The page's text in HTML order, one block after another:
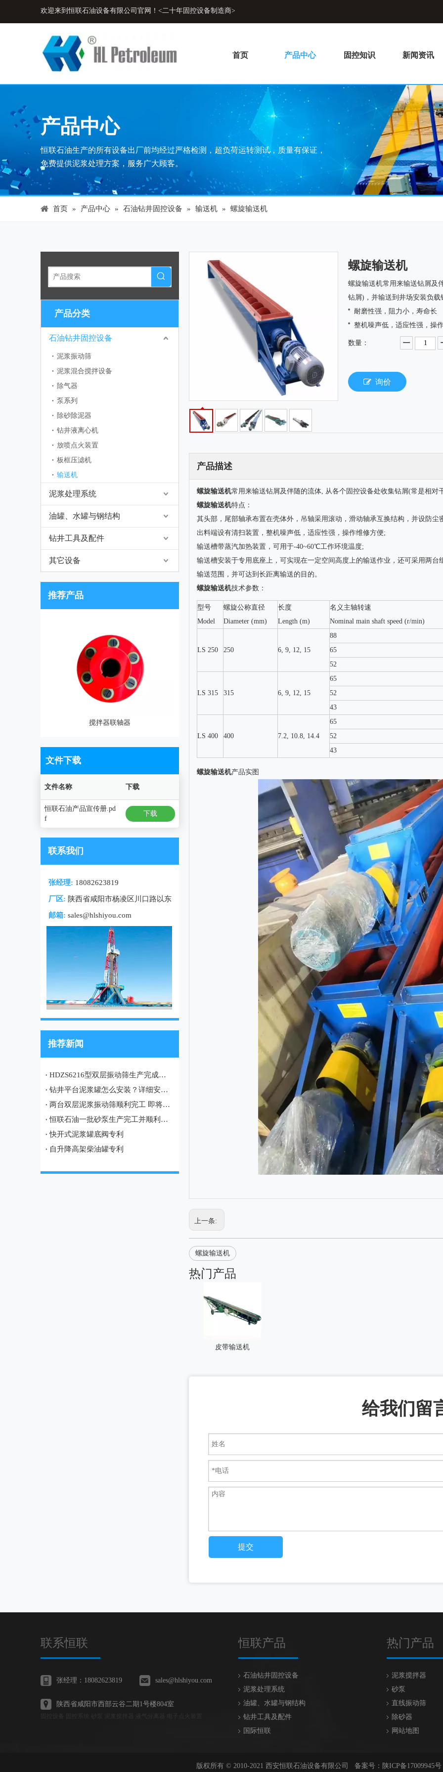
欢迎来到恒联石油设备有限公司官网！<二十年固控设备制造商>
首页 产品中心 固控知识 新闻资讯
产品中心
恒联石油生产的所有设备出厂前均经过严格检测，超负荷运转测试，质量有保证，
免费提供泥浆处理方案，服务广大顾客。
首页 » 产品中心 » 石油钻井固控设备 » 输送机 » 螺旋输送机
产品分类
石油钻井固控设备
泥浆振动筛
泥浆混合搅拌设备
除气器
泵系列
除砂除泥器
钻井液离心机
放喷点火装置
板框压滤机
输送机
泥浆处理系统
油罐、水罐与钢结构
钻井工具及配件
其它设备
推荐产品
搅拌器联轴器
一体化污水处理系统 10寸陶瓷内衬旋流器
文件下载
文件名称 下载
恒联石油产品宣传册.pd
f
下载
联系我们
张经理: 18082623819
厂区: 陕西省咸阳市杨凌区川口路以东
邮箱: sales@hlshiyou.com
推荐新闻
HDZS6216型双层振动筛生产完成，即将发往土库曼斯坦油田项目
钻井平台泥浆罐怎么安装？详细安装流程、注意事项及现场案例
两台双层泥浆振动筛顺利完工 即将发往哈萨克斯坦油田项目
恒联石油一批砂泵生产完工并顺利发往宝鸡
快开式泥浆罐底阀专利
自升降高架柴油罐专利
螺旋输送机
螺旋输送机常用来输送钻屑及
钻屑)，并输送到井场安装负载
耐磨性强，阻力小，寿命长
整机噪声低，适应性强，操
数量：
询价
产品描述
螺旋输送机常用来输送钻屑及伴随的流体, 从各个固控设备处收集钻屑(常是相
螺旋输送机特点：
其头部，尾部轴承布置在壳体外，吊轴采用滚动，滑动轴承互换结构，并设防
出料端设有清扫装置，整机噪声低，适应性强，操作维修方便;
输送槽带蒸汽加热装置，可用于-40~60℃工作环境温度;
输送槽安装于专用底座上，可实现在一定空间高度上的输送作业，还可采用两
输送范围，并可达到长距离输送的目的。
螺旋输送机技术参数：
型号
Model
螺旋公称直径
Diameter (mm)
长度
Length (m)
名义主轴转速
Nominal main shaft speed (r/min)
LS 250 250 6, 9, 12, 15
88
65
52
LS 315 315 6, 9, 12, 15
65
52
43
LS 400 400 7.2, 10.8, 14.4
65
52
43
螺旋输送机产品实图
上一条:
螺旋输送机
热门产品
皮带输送机
给我们留
提交
联系恒联
张经理：18082623819 sales@hlshiyou.com
陕西省咸阳市西部云谷二期1号楼804室
恒联产品
石油钻井固控设备
泥浆处理系统
油罐、水罐与钢结构
钻井工具及配件
国际恒联
热门产品
泥浆搅拌器
砂泵
直线振动筛
除砂器
网站地图
版权所有 © 2010-2021 西安恒联石油设备有限公司 备案号： 陕ICP备17009945号